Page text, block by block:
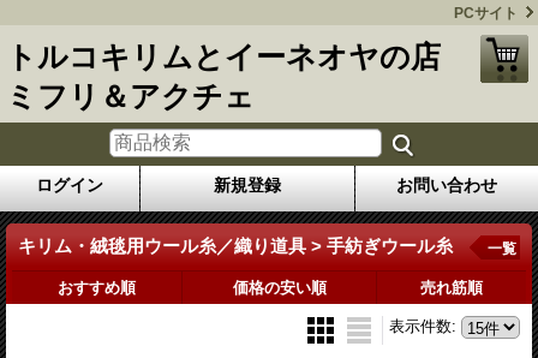
PCサイト
トルコキリムとイーネオヤの店
ミフリ＆アクチェ
ログイン 新規登録 お問い合わせ
キリム・絨毯用ウール糸／織り道具 > 手紡ぎウール糸 一覧
おすすめ順 価格の安い順 売れ筋順
表示件数: